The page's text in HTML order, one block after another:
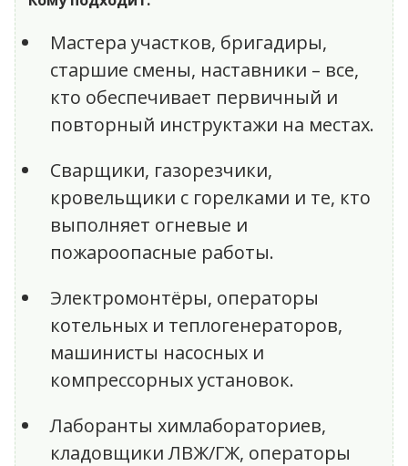
Мастера участков, бригадиры,
старшие смены, наставники – все,
кто обеспечивает первичный и
повторный инструктажи на местах.
Сварщики, газорезчики,
кровельщики с горелками и те, кто
выполняет огневые и
пожароопасные работы.
Электромонтёры, операторы
котельных и теплогенераторов,
машинисты насосных и
компрессорных установок.
Лаборанты химлабораториев,
кладовщики ЛВЖ/ГЖ, операторы